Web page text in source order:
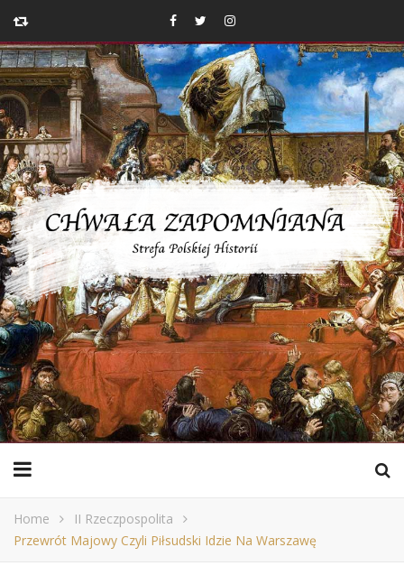
Home
II Rzeczpospolita
Przewrót Majowy Czyli Piłsudski Idzie Na Warszawę